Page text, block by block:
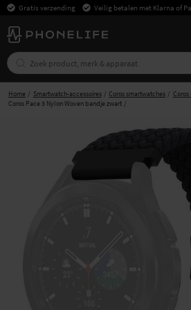
Gratis verzending Veilig betalen met Klarna of
Home Smartwatch-accessoires Coros smartwatches
Coros
Coros Pace 3 Nylon Woven bandje zwart